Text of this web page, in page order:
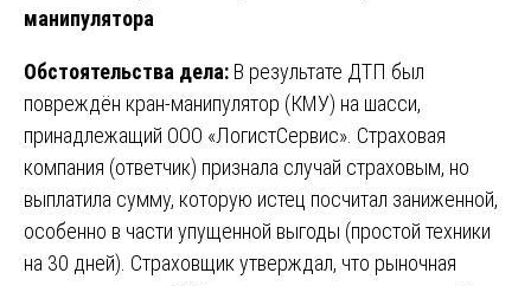
манипулятора
Обстоятельства дела: В результате ДТП был
повреждён кран-манипулятор (КМУ) на шасси,
принадлежащий ООО «ЛогистСервис». Страховая
компания (ответчик) признала случай страховым, но
выплатила сумму, которую истец посчитал заниженной,
особенно в части упущенной выгоды (простой техники
на 30 дней). Страховщик утверждал, что рыночная